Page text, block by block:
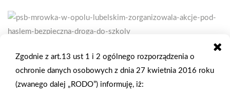
2025-09-19
PSB MRÓWKA W OPOLU LUBELSKIM
ZORGANIZOWAŁA AKCJĘ POD HASŁEM
Zgodnie z art.13 ust 1 i 2 ogólnego rozporządzenia o
ochronie danych osobowych z dnia 27 kwietnia 2016 roku
(zwanego dalej „RODO”) informuję, iż: